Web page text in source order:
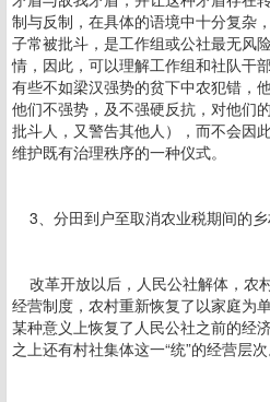
制与反制，在具体的语境中十分复杂
子常被批斗，是工作组或公社最无风
情，因此，可以理解工作组和社队干
有些不如梁汉强势的贫下中农犯错，
他们不强势，及不强硬反抗，对他们
批斗人，又警告其他人），而不会因
维护既有治理秩序的一种仪式。
3、分田到户至取消农业税期间的
改革开放以后，人民公社解体，农
经营制度，农村重新恢复了以家庭为
某种意义上恢复了人民公社之前的经
之上还有村社集体这一“统”的经营层次